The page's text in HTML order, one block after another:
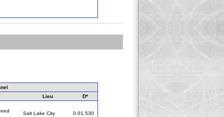
Lieu
D*
Salt Lake City 0.01.530